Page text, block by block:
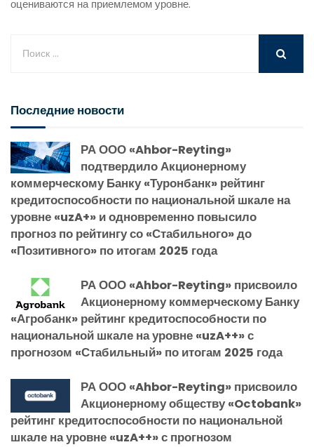
оцениваются на приемлемом уровне.
Последние новости
РА ООО «Ahbor-Reyting»
подтвердило Акционерному
коммерческому Банку «Туронбанк» рейтинг
кредитоспособности по национальной шкале на
уровне «uzA+» и одновременно повысило
прогноз по рейтингу со «Стабильного» до
«Позитивного» по итогам 2025 года
РА ООО «Ahbor-Reyting» присвоило
Акционерному коммерческому Банку
«Агробанк» рейтинг кредитоспособности по
национальной шкале на уровне «uzA++» с
прогнозом «Стабильный» по итогам 2025 года
РА ООО «Ahbor-Reyting» присвоило
Акционерному обществу «Octobank»
рейтинг кредитоспособности по национальной
шкале на уровне «uzA++» с прогнозом